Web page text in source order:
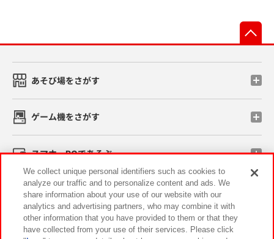
あそび場をさがす
ゲーム機をさがす
スマホ・PCであそぶ
イベント・キャンペーン
We collect unique personal identifiers such as cookies to
analyze our traffic and to personalize content and ads. We
share information about your use of our website with our
analytics and advertising partners, who may combine it with
other information that you have provided to them or that they
have collected from your use of their services. Please click